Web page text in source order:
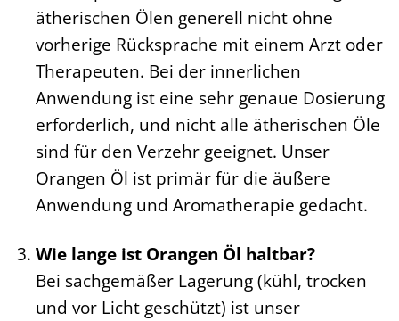
ätherischen Ölen generell nicht ohne
vorherige Rücksprache mit einem Arzt oder
Therapeuten. Bei der innerlichen
Anwendung ist eine sehr genaue Dosierung
erforderlich, und nicht alle ätherischen Öle
sind für den Verzehr geeignet. Unser
Orangen Öl ist primär für die äußere
Anwendung und Aromatherapie gedacht.
Wie lange ist Orangen Öl haltbar?
Bei sachgemäßer Lagerung (kühl, trocken
und vor Licht geschützt) ist unser